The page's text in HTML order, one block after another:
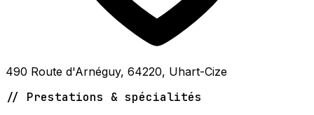
490 Route d'Arnéguy, 64220, Uhart-Cize
// Prestations & spécialités